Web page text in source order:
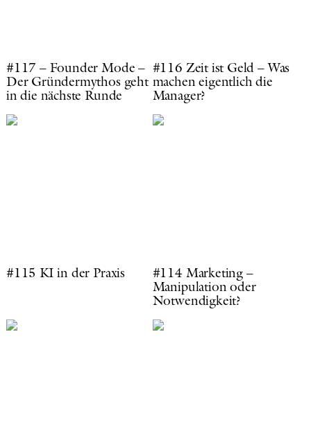
#117 – Founder Mode –
Der Gründermythos geht
in die nächste Runde
#116 Zeit ist Geld – Was
machen eigentlich die
Manager?
#115 KI in der Praxis
#114 Marketing –
Manipulation oder
Notwendigkeit?